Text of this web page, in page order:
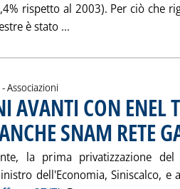
rispetto al 2003). Per ciò che
è stato ...
Associazioni
AVANTI CON ENEL
SNAM RETE
la prima privatizzazione
dell'Economia, Siniscalco, e